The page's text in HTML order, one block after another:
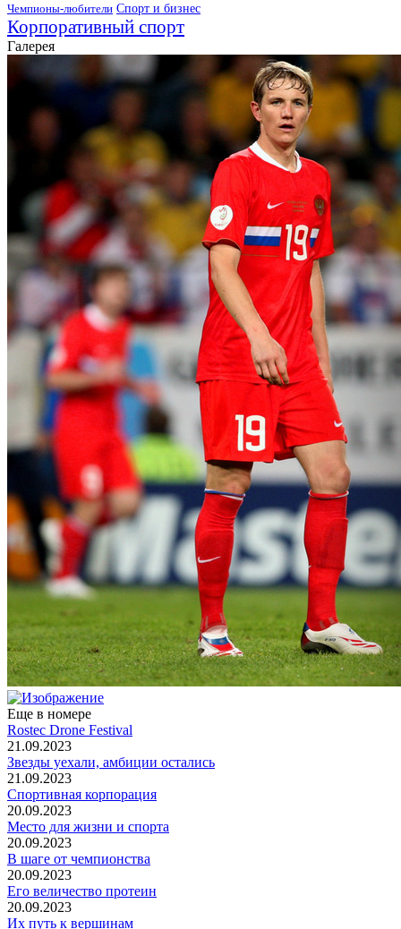
Чемпионы-любители Спорт и бизнес
Корпоративный спорт
Галерея
Еще в номере
Rostec Drone Festival
21.09.2023
Звезды уехали, амбиции остались
21.09.2023
Спортивная корпорация
20.09.2023
Место для жизни и спорта
20.09.2023
В шаге от чемпионства
20.09.2023
Его величество протеин
20.09.2023
Их путь к вершинам